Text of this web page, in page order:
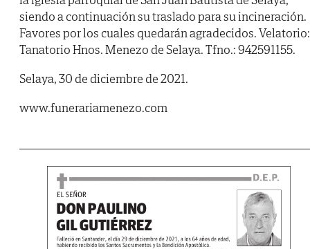
siendo a continuación su traslado para su incineración.
Favores por los cuales quedarán agradecidos. Velatorio:
Tanatorio Hnos. Menezo de Selaya. Tfno.: 942591155.
Selaya, 30 de diciembre de 2021.
www.funerariamenezo.com